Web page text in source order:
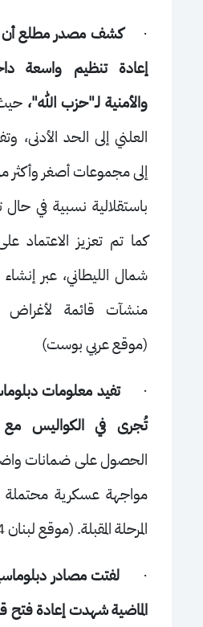
·كشف مصدر مطلع أن
إعادة تنظيم واسعة
والأمنية لـ"حزب الله"،
العلني إلى الحد الأدنى،
إلى مجموعات أصغر وأكثر
باستقلالية نسبية في حال
كما تم تعزيز الاعتماد
شمال الليطاني، عبر
منشآت قائمة لأغراض
(موقع عربي بوست)
·تفيد معلومات
تُجرى في الكواليس
الحصول على ضمانات
مواجهة عسكرية محتملة
المرحلة المقبلة. (موقع لبنان 24)
· لفتت مصادر
الماضية شهدت إعادة